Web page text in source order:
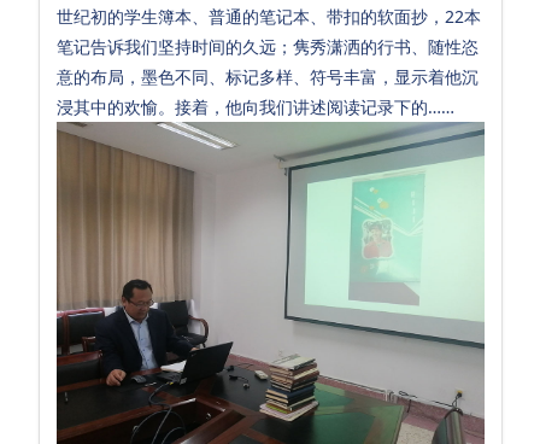
学
双
语
小
初
中
双
语
世纪初的学生簿本、普通的笔记本、带扣的软面抄，22本
笔记告诉我们坚持时间的久远；隽秀潇洒的行书、随性恣
意的布局，墨色不同、标记多样、符号丰富，显示着他沉
浸其中的欢愉。接着，他向我们讲述阅读记录下的……